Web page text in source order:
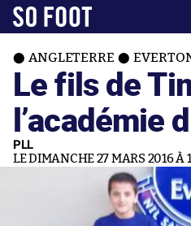
ANGLETERRE
Le fils de
l’académie
PLL
LE DIMANCHE 27 MARS 2016 À